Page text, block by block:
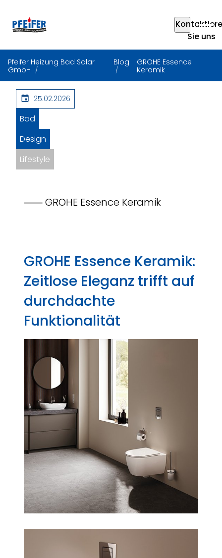
Sie uns
Pfeifer Heizung Bad Solar
GmbH
Blog
GROHE Essence
Keramik
25.02.2026
Bad
Design
Lifestyle
⸺ GROHE Essence Keramik
GROHE Essence Keramik:
Zeitlose Eleganz trifft auf
durchdachte
Funktionalität